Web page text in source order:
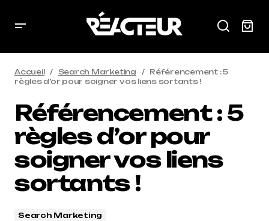
Accueil Search Marketing
Référencement : 5
règles d’or pour soigner vos liens sortants !
Référencement : 5
règles d’or pour
soigner vos liens
sortants !
Search Marketing